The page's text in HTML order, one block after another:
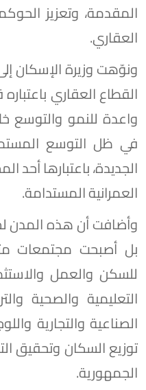
المقدمة، وتعزيز
العقاري.
ونوّهت وزيرة الإسكان
القطاع العقاري
واعدة للنمو والتوسع
في ظل التوسع
الجديدة، باعتبارها أحد
العمرانية المستدامة.
وأضافت أن هذه المدن
بل أصبحت مجتمعات
للسكن والعمل
التعليمية والصحية
الصناعية والتجارية
توزيع السكان وتحقيق
الجمهورية.